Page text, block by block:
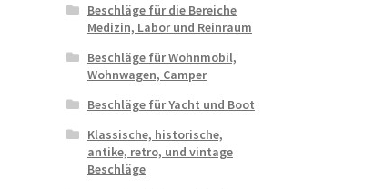
Beschläge für die Bereiche
Medizin, Labor und Reinraum
Beschläge für Wohnmobil,
Wohnwagen, Camper
Beschläge für Yacht und Boot
Klassische, historische,
antike, retro, und vintage
Beschläge